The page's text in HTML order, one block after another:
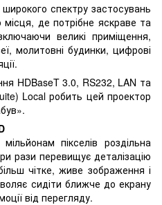
спектру застосувань
де потрібне яскраве та
великі приміщення,
молитовні будинки, цифрові
HDBaseT 3.0, RS232, LAN та
Local робить цей проектор
пікселів роздільна
рази перевищує деталізацію
чітке, живе зображення і
сидіти ближче до екрану
від перегляду.